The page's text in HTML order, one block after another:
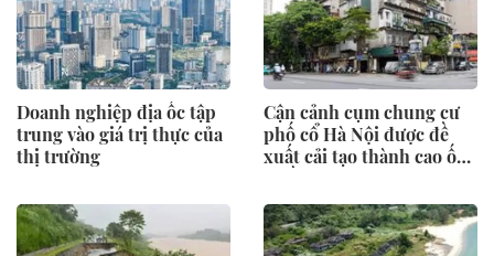
Doanh nghiệp địa ốc tập
trung vào giá trị thực của
thị trường
Cận cảnh cụm chung cư
phố cổ Hà Nội được đề
xuất cải tạo thành cao ốc